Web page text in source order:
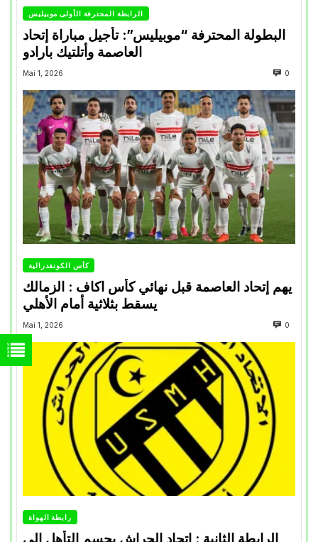
الرابطة المحترفة الأولى موبيليس
البطولة المحترفة “موبيليس”: تأجيل مباراة إتحاد
العاصمة وأتلتيك بارادو
Mai 1, 2026 0
كأس الكونفدرالية
يهم إتحاد العاصمة قبل نهائي كأس اكاف : الزمالك
Mai 1, 2026 0
رابطة الهواة
الرابطة الثانية : اتحاد الحراش يحسم التأهل إلى